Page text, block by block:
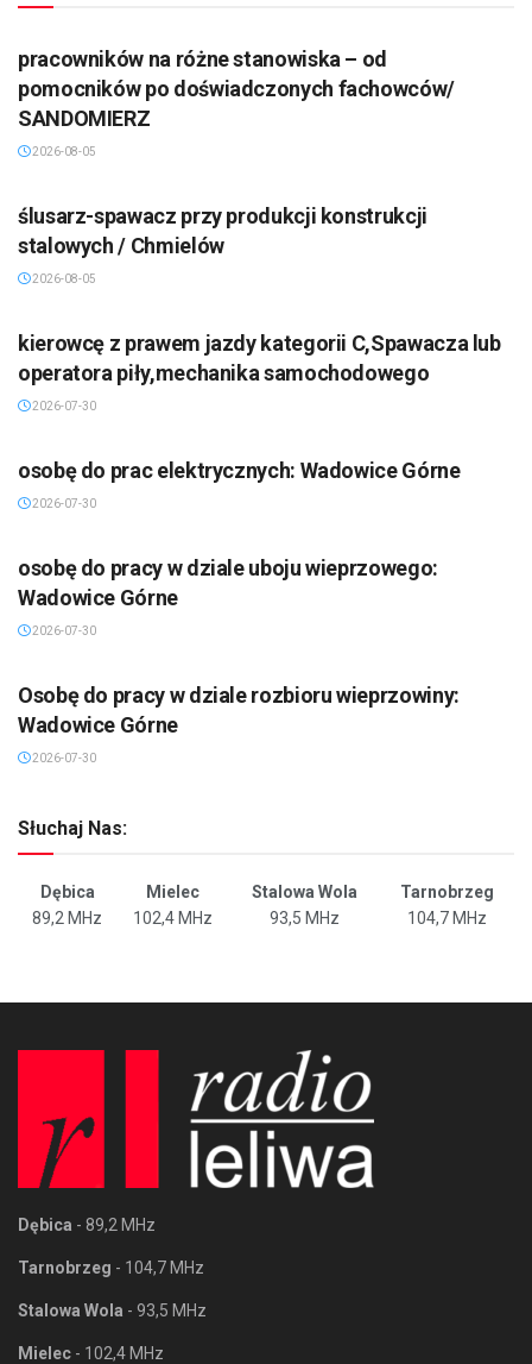
pracowników na różne stanowiska – od
pomocników po doświadczonych fachowców/
SANDOMIERZ
2026-08-05
ślusarz-spawacz przy produkcji konstrukcji
stalowych / Chmielów
2026-08-05
kierowcę z prawem jazdy kategorii C,Spawacza lub
operatora piły,mechanika samochodowego
2026-07-30
osobę do prac elektrycznych: Wadowice Górne
2026-07-30
osobę do pracy w dziale uboju wieprzowego:
Wadowice Górne
2026-07-30
Osobę do pracy w dziale rozbioru wieprzowiny:
Wadowice Górne
2026-07-30
Słuchaj Nas:
Dębica Mielec Stalowa Wola
Tarnobrzeg
89,2 MHz
102,4 MHz 93,5 MHz 104,7 MHz
Dębica - 89,2 MHz
Tarnobrzeg - 104,7 MHz
Stalowa Wola - 93,5 MHz
Mielec - 102,4 MHz